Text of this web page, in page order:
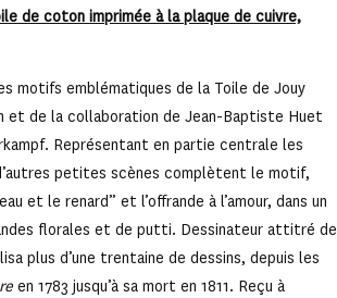
de coton imprimée à la plaque de cuivre,
motifs emblématiques de la Toile de Jouy
et de la collaboration de Jean-Baptiste Huet
Représentant en partie centrale les
petites scènes complètent le motif,
et le renard” et l’offrande à l’amour, dans un
florales et de putti. Dessinateur attitré de
plus d’une trentaine de dessins, depuis les
en 1783 jusqu’à sa mort en 1811. Reçu à